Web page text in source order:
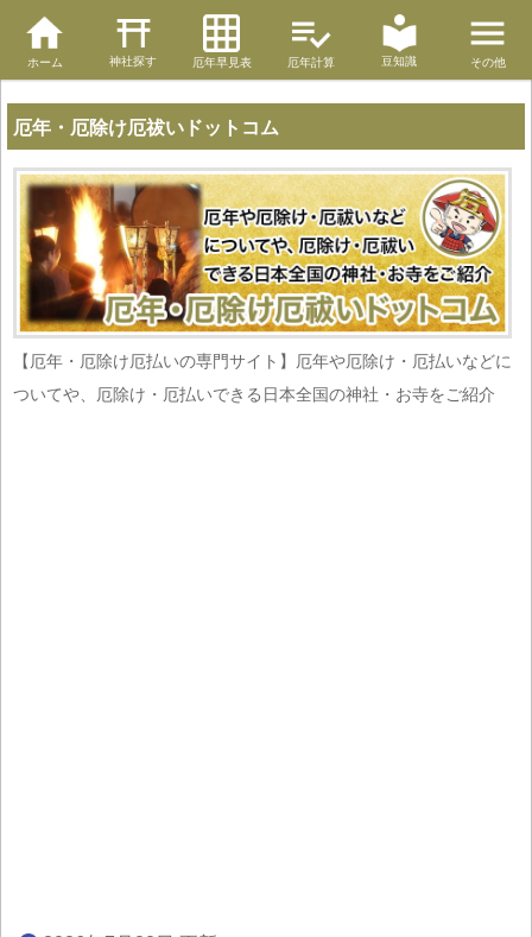
ホーム 神社探す 厄年早見表 厄年計算 豆知識 その他
厄年・厄除け厄祓いドットコム
【厄年・厄除け厄払いの専門サイト】厄年や厄除け・厄払いなどに
ついてや、厄除け・厄払いできる日本全国の神社・お寺をご紹介